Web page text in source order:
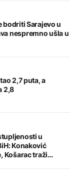
bodriti Sarajevo u
nespremno ušla u
2,7 puta, a
2,8
u
Konaković
Košarac traži